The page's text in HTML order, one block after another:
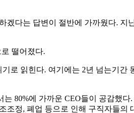
다는 답변이 절반에 가까웠다.
떨어졌다.
로 읽힌다. 여기에는 2년 넘는기
80%에 가까운 CEO들이 공감했
조정, 폐업 등으로 인해 구직자들